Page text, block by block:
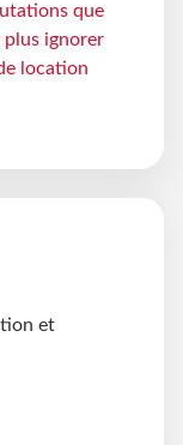
que
plus ignorer
location
et